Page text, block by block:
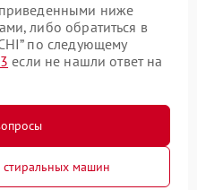
ниже
либо обратиться в
по следующему
если не нашли ответ на
машин